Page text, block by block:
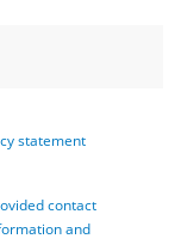
statement
contact
and